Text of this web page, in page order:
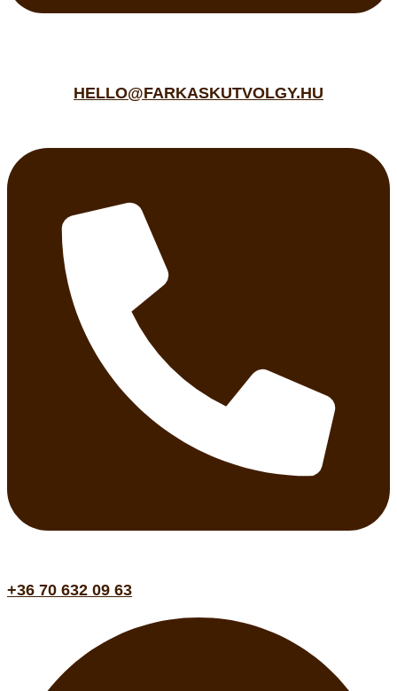
HELLO@FARKASKUTVOLGY.HU
+36 70 632 09 63